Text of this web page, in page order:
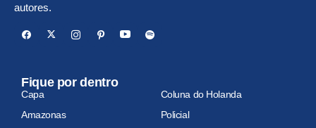
autores.
Fique por dentro
Capa
Coluna do Holanda
Amazonas
Policial